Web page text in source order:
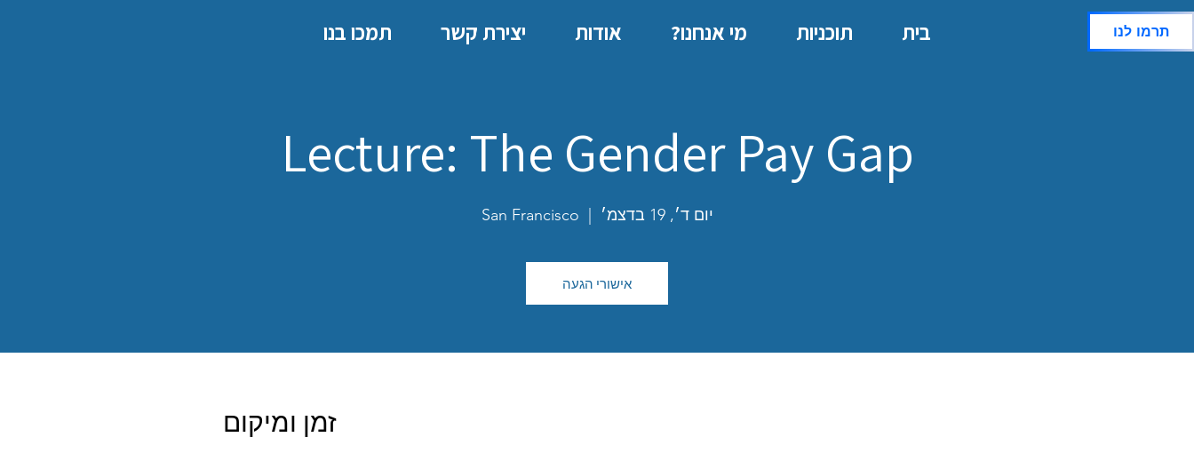
בית תוכניות מי אנחנו? אודות יצירת קשר תמכו בנו תרמו לנו
Lecture: The Gender Pay Gap
יום ד׳, 19 בדצמ׳ San Francisco
אישורי הגעה
זמן ומיקום